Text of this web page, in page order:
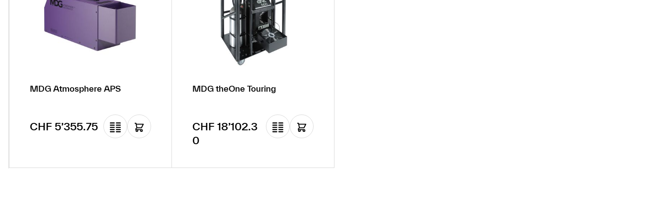
MDG Atmosphere APS
Regulärer Preis:
CHF 5’355.75
MDG theOne Touring
Regulärer Preis:
CHF 18’102.3
0